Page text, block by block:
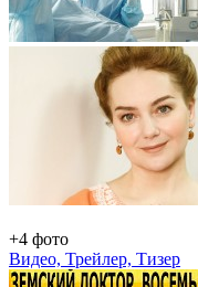
+4 фото
Видео, Трейлер, Тизер